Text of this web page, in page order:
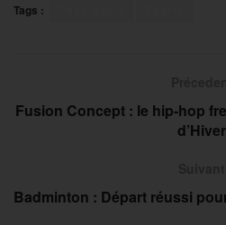
Tags :
Fusion Concept : le hip-hop
d’Hiver
Badminton : Départ réussi